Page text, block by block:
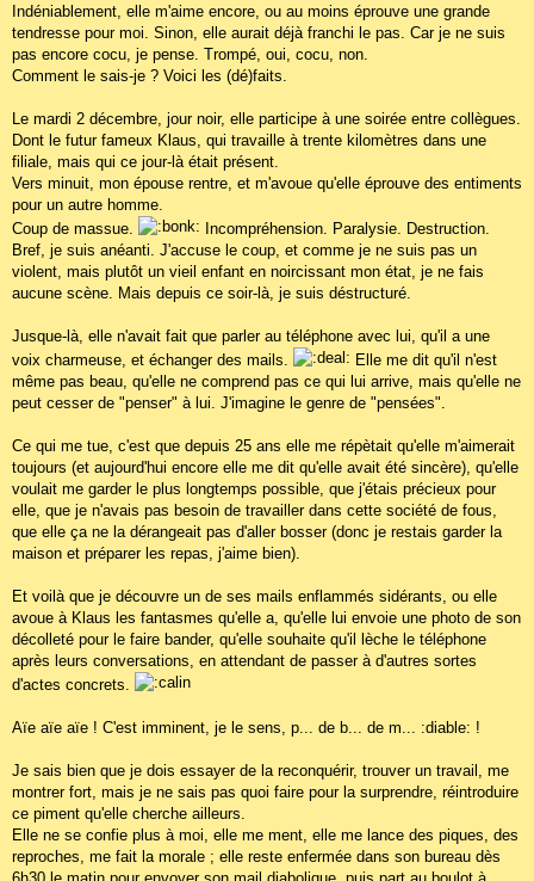
Indéniablement, elle m'aime encore, ou au moins éprouve une grande
tendresse pour moi. Sinon, elle aurait déjà franchi le pas. Car je ne suis
pas encore cocu, je pense. Trompé, oui, cocu, non.
Comment le sais-je ? Voici les (dé)faits.
Le mardi 2 décembre, jour noir, elle participe à une soirée entre collègues.
Dont le futur fameux Klaus, qui travaille à trente kilomètres dans une
filiale, mais qui ce jour-là était présent.
Vers minuit, mon épouse rentre, et m'avoue qu'elle éprouve des entiments
pour un autre homme.
Coup de massue.
Incompréhension. Paralysie. Destruction.
Bref, je suis anéanti. J'accuse le coup, et comme je ne suis pas un
violent, mais plutôt un vieil enfant en noircissant mon état, je ne fais
aucune scène. Mais depuis ce soir-là, je suis déstructuré.
Jusque-là, elle n'avait fait que parler au téléphone avec lui, qu'il a une
voix charmeuse, et échanger des mails.
Elle me dit qu'il n'est
même pas beau, qu'elle ne comprend pas ce qui lui arrive, mais qu'elle ne
peut cesser de "penser" à lui. J'imagine le genre de "pensées".
Ce qui me tue, c'est que depuis 25 ans elle me répètait qu'elle m'aimerait
toujours (et aujourd'hui encore elle me dit qu'elle avait été sincère), qu'elle
voulait me garder le plus longtemps possible, que j'étais précieux pour
elle, que je n'avais pas besoin de travailler dans cette société de fous,
que elle ça ne la dérangeait pas d'aller bosser (donc je restais garder la
maison et préparer les repas, j'aime bien).
Et voilà que je découvre un de ses mails enflammés sidérants, ou elle
avoue à Klaus les fantasmes qu'elle a, qu'elle lui envoie une photo de son
décolleté pour le faire bander, qu'elle souhaite qu'il lèche le téléphone
après leurs conversations, en attendant de passer à d'autres sortes
d'actes concrets.
Aïe aïe aïe ! C'est imminent, je le sens, p... de b... de m... :diable: !
Je sais bien que je dois essayer de la reconquérir, trouver un travail, me
montrer fort, mais je ne sais pas quoi faire pour la surprendre, réintroduire
ce piment qu'elle cherche ailleurs.
Elle ne se confie plus à moi, elle me ment, elle me lance des piques, des
reproches, me fait la morale ; elle reste enfermée dans son bureau dès